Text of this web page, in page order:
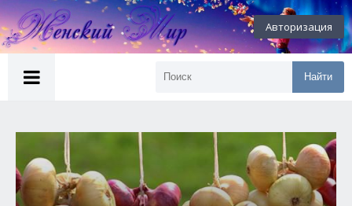
Авторизация
Найти